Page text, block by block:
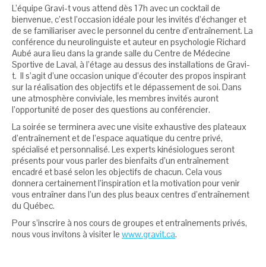
L’équipe Gravi-t vous attend dès 17h avec un cocktail de
bienvenue, c’est l’occasion idéale pour les invités d’échanger et
de se familiariser avec le personnel du centre d’entraînement. La
conférence du neurolinguiste et auteur en psychologie Richard
Aubé aura lieu dans la grande salle du Centre de Médecine
Sportive de Laval, à l’étage au dessus des installations de Gravi-
t. Il s’agit d’une occasion unique d’écouter des propos inspirant
sur la réalisation des objectifs et le dépassement de soi. Dans
une atmosphère conviviale, les membres invités auront
l’opportunité de poser des questions au conférencier.
La soirée se terminera avec une visite exhaustive des plateaux
d’entraînement et de l’espace aquatique du centre privé,
spécialisé et personnalisé. Les experts kinésiologues seront
présents pour vous parler des bienfaits d’un entraînement
encadré et basé selon les objectifs de chacun. Cela vous
donnera certainement l’inspiration et la motivation pour venir
vous entraîner dans l’un des plus beaux centres d’entraînement
du Québec.
Pour s’inscrire à nos cours de groupes et entraînements privés,
nous vous invitons à visiter le www.gravit.ca.